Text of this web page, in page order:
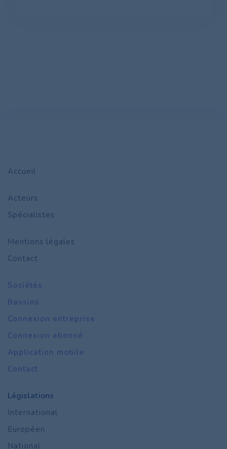
Accueil
Acteurs
Spécialistes
Mentions légales
Contact
Sociétés
Bassins
Connexion entreprise
Connexion abonné
Application mobile
Contact
Législations
International
Européen
National